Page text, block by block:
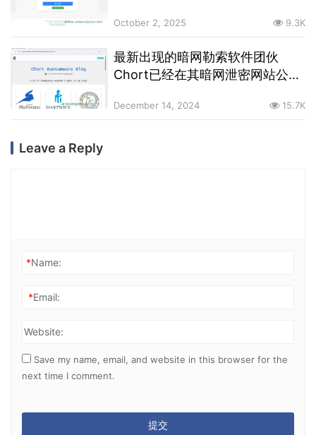
October 2, 2025 9.3K
最新出现的暗网勒索软件团伙
Chort已经在其暗网泄密网站公布
December 14, 2024 15.7K
Leave a Reply
*Name:
*Email:
Website:
Save my name, email, and website in this browser for the
next time I comment.